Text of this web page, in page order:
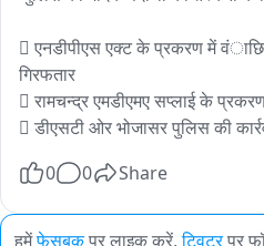
 एनडीपीएस एक्ट के प्रकरण में
गिरफतार
 रामचन्द्र एमडीएमए सप्लाई के
 डीएसटी ओर भोजासर पुलिस की
0 0 Share
हमेंफेसबुकपर लाइक करें, ट्विटरपर